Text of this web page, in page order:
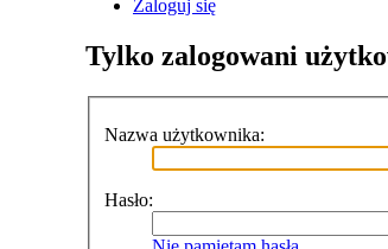
Zaloguj się
Tylko zalogowani
Nazwa użytkownika:
Hasło: